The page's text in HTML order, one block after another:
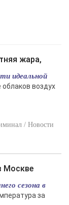
жара,
идеальной
воздух
/ Новости
Москве
сезона в
за